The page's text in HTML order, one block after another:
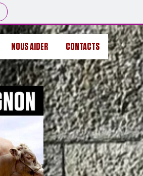
NOUS AIDER CONTACTS